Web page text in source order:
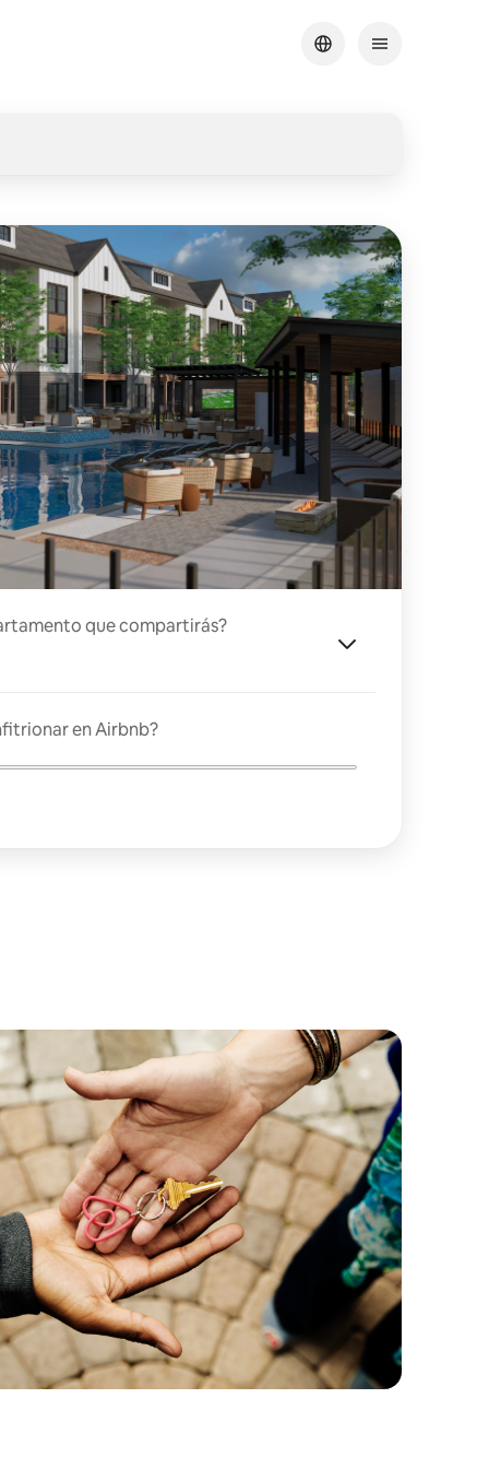
que compartirás?
en Airbnb?